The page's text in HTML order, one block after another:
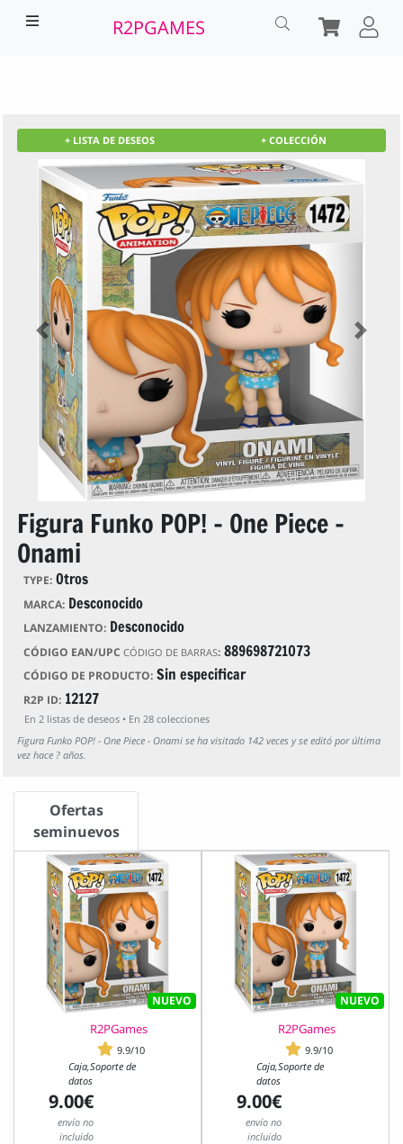
R2PGAMES
+ LISTA DE DESEOS + COLECCIÓN
PREVIOUS NEXT
Figura Funko POP! - One Piece -
Onami
TYPE: Otros
MARCA: Desconocido
LANZAMIENTO: Desconocido
CÓDIGO EAN/UPCCÓDIGO DE BARRAS: 889698721073
CÓDIGO DE PRODUCTO: Sin especificar
R2P ID: 12127
En 2 listas de deseos • En 28 colecciones
Figura Funko POP! - One Piece - Onami se ha visitado 142 veces y se editó por última
vez hace ? años.
Ofertas
seminuevos
NUEVO
R2PGames
9.9/10
Caja,Soporte de
datos
9.00€
envío no
incluido
NUEVO
R2PGames
9.9/10
Caja,Soporte de
datos
9.00€
envío no
incluido